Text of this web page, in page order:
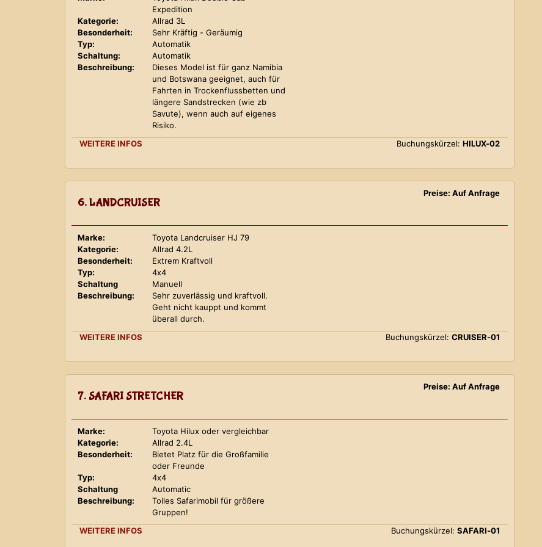
Expedition
Kategorie:
Allrad 3L
Besonderheit:
Sehr Kräftig - Geräumig
Typ:
Automatik
Schaltung:
Automatik
Beschreibung:
Dieses Model ist für ganz Namibia
und Botswana geeignet, auch für
Fahrten in Trockenflussbetten und
längere Sandstrecken (wie zb
Savute), wenn auch auf eigenes
Risiko.
WEITERE INFOS
Buchungskürzel: HILUX-02
6. LANDCRUISER
Preise: Auf Anfrage
Marke:
Toyota Landcruiser HJ 79
Kategorie:
Allrad 4.2L
Besonderheit:
Extrem Kraftvoll
Typ:
4x4
Schaltung
Manuell
Beschreibung:
Sehr zuverlässig und kraftvoll.
Geht nicht kauppt und kommt
überall durch.
WEITERE INFOS
Buchungskürzel: CRUISER-01
7. SAFARI STRETCHER
Preise: Auf Anfrage
Marke:
Toyota Hilux oder vergleichbar
Kategorie:
Allrad 2.4L
Besonderheit:
Bietet Platz für die Großfamilie
oder Freunde
Typ:
4x4
Schaltung
Automatic
Beschreibung:
Tolles Safarimobil für größere
Gruppen!
WEITERE INFOS
Buchungskürzel: SAFARI-01